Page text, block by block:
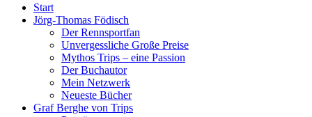
Start
Jörg-Thomas Födisch
Der Rennsportfan
Unvergessliche Große Preise
Mythos Trips – eine Passion
Der Buchautor
Mein Netzwerk
Neueste Bücher
Graf Berghe von Trips